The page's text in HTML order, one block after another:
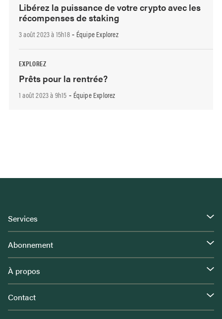
Libérez la puissance de votre crypto avec les
récompenses de staking
3 août 2023 à 15h18- Équipe Explorez
EXPLOREZ
Prêts pour la rentrée?
1 août 2023 à 9h15 - Équipe Explorez
Services
Abonnement
À propos
Contact